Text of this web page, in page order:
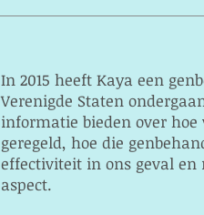
In 2015 heeft Kaya een
Verenigde Staten
informatie bieden over
geregeld, hoe die
effectiviteit in ons geval
aspect.